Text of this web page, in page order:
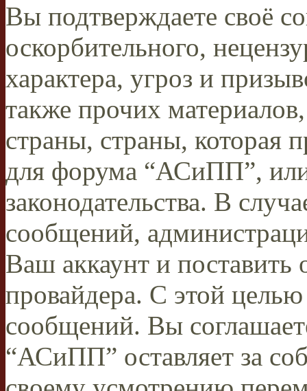
Вы подтверждаете своё
оскорбительного,
характера, угроз и
также прочих
страны, страны, которая
для форума “АСиПП”,
законодательства. В
сообщений,
Ваш аккаунт и поставить
провайдера. С этой
сообщений. Вы
“АСиПП” оставляет за